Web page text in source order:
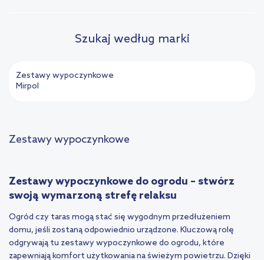
Szukaj według marki
Zestawy wypoczynkowe
Mirpol
Zestawy wypoczynkowe
Zestawy wypoczynkowe do ogrodu – stwórz
swoją wymarzoną strefę relaksu
Ogród czy taras mogą stać się wygodnym przedłużeniem
domu, jeśli zostaną odpowiednio urządzone. Kluczową rolę
odgrywają tu zestawy wypoczynkowe do ogrodu, które
zapewniają komfort użytkowania na świeżym powietrzu. Dzięki